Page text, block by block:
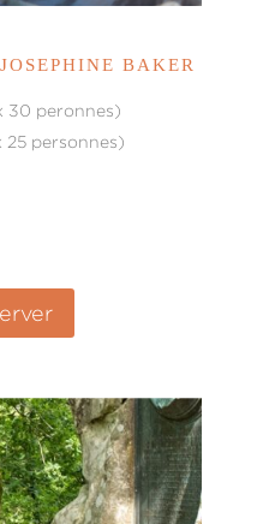
BAKER
30 peronnes)
25 personnes)